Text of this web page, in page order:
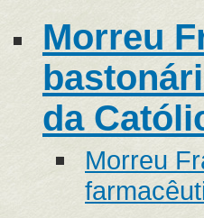
Morreu
da
Morreu